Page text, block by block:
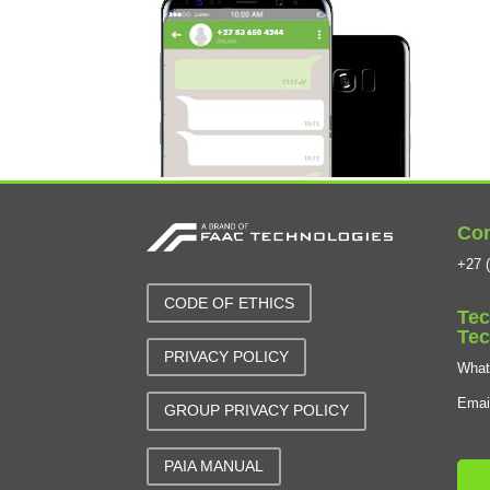
CODE OF ETHICS
PRIVACY POLICY
GROUP PRIVACY POLICY
PAIA MANUAL
+27